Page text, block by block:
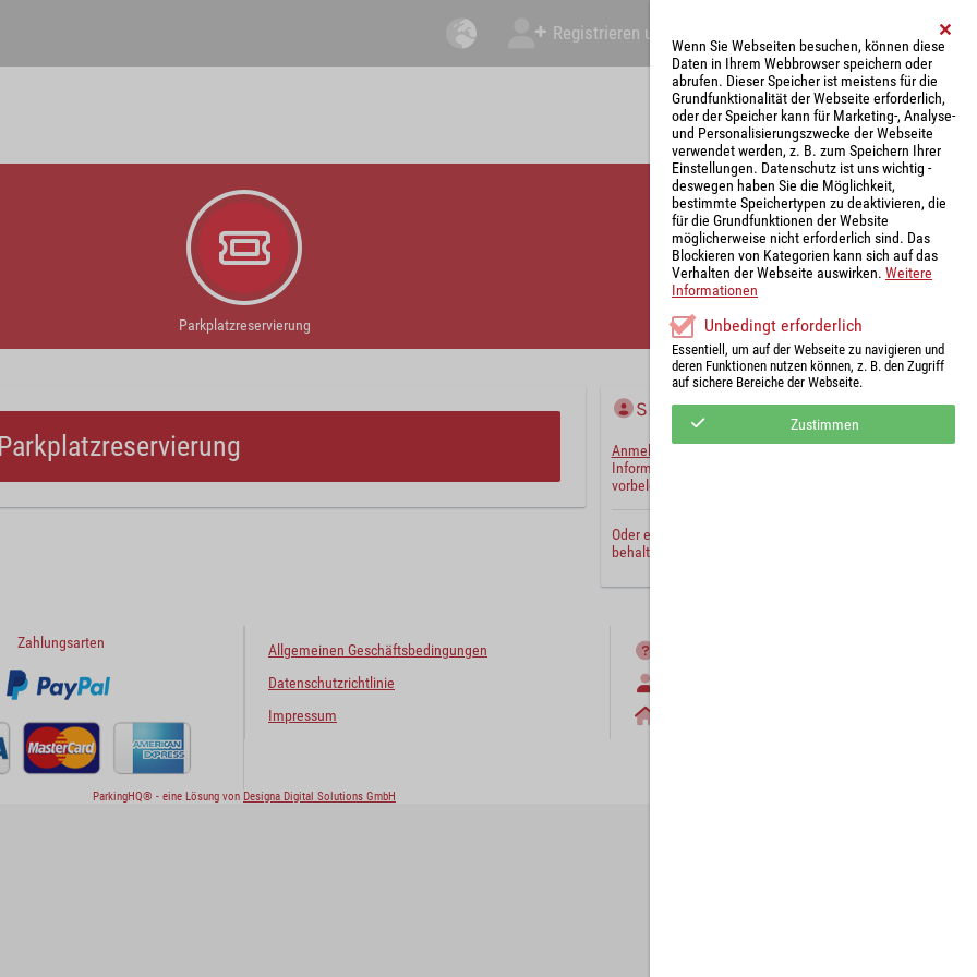
Registrieren und Angebot abgeben Mein Account
Parkplatzreservierung
Sie haben bereits ein Konto?
Anmelden
Informationen mit Ihren Standardwerten
vorbelegen.
Oder erstellen Sie ein
behalten Sie Ihre Einstellungen für später.
Zahlungsarten
Allgemeinen Geschäftsbedingungen
Datenschutzrichtlinie
Impressum
ParkingHQ® - eine Lösung von Designa Digital Solutions GmbH
Wenn Sie Webseiten besuchen, können diese
Daten in Ihrem Webbrowser speichern oder
abrufen. Dieser Speicher ist meistens für die
Grundfunktionalität der Webseite erforderlich,
oder der Speicher kann für Marketing-, Analyse-
und Personalisierungszwecke der Webseite
verwendet werden, z. B. zum Speichern Ihrer
Einstellungen. Datenschutz ist uns wichtig -
deswegen haben Sie die Möglichkeit,
bestimmte Speichertypen zu deaktivieren, die
für die Grundfunktionen der Website
möglicherweise nicht erforderlich sind. Das
Blockieren von Kategorien kann sich auf das
Verhalten der Webseite auswirken. Weitere
Informationen
Unbedingt erforderlich
Essentiell, um auf der Webseite zu navigieren und
deren Funktionen nutzen können, z. B. den Zugriff
auf sichere Bereiche der Webseite.
Zustimmen